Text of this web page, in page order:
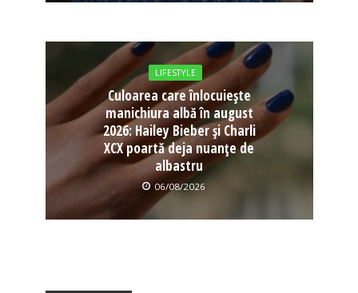
LIFESTYLE
Culoarea care înlocuiește
manichiura albă în august
2026: Hailey Bieber și Charli
XCX poartă deja nuanțe de
albastru
06/08/2026